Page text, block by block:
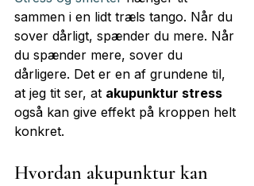
sammen i en lidt træls tango. Når du
sover dårligt, spænder du mere. Når
du spænder mere, sover du
dårligere. Det er en af grundene til,
at jeg tit ser, at akupunktur stress
også kan give effekt på kroppen helt
konkret.
Hvordan akupunktur kan